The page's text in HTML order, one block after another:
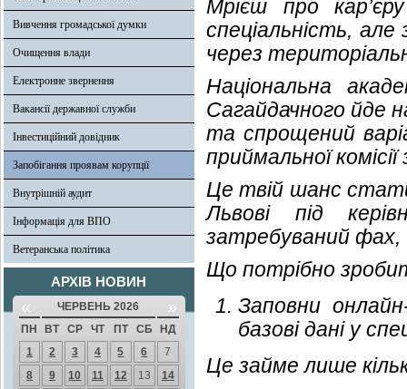
Вивчення громадської думки
Очищення влади
Електронне звернення
Вакансії державної служби
Інвестиційний довідник
Запобігання проявам корупції
Внутрішній аудит
Інформація для ВПО
Ветеранська політика
АРХІВ НОВИН
« ЧЕРВЕНЬ 2026 »
ПН ВТ СР ЧТ ПТ СБ
НД
1
2 3 4 5 6
7
8
9 10 11 12 13
14
Мрієш про
спеціальність,
через
Національна
Сагайдачного йде
та спрощений
приймальної комісії
Це твій шанс
Львові під
затребуваний фах,
Що потрібно
Заповни
базові дані у
Це займе лише